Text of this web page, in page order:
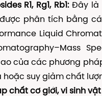
R1, Rg1, Rb1:Đây là
phân tích bằng
Liquid
của các phương
hoặc suy giảm chất
chất cơ giới, vi sinh